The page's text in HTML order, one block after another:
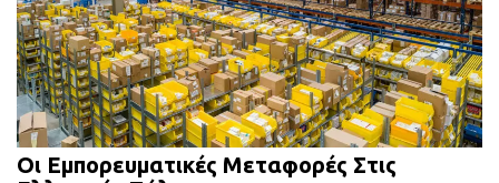
Οι Εμπορευματικές Μεταφορές Στις